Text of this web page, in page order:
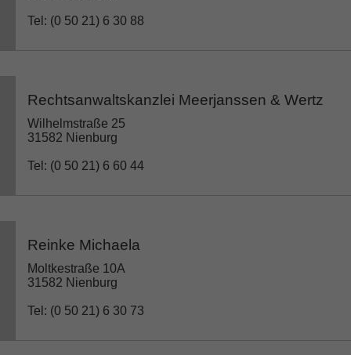
Tel: (0 50 21) 6 30 88
Rechtsanwaltskanzlei Meerjanssen & Wertz
Wilhelmstraße 25
31582 Nienburg
Tel: (0 50 21) 6 60 44
Reinke Michaela
Moltkestraße 10A
31582 Nienburg
Tel: (0 50 21) 6 30 73